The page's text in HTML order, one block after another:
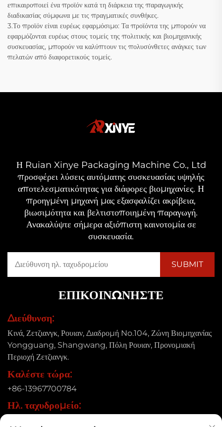
επικαιροποιεί ένα προϊόν κατά τη διάρκεια της παραγωγικής
διαδικασίας σύμφωνα με τις πραγματικές συνθήκες.
3.Το προϊόν είναι ευρέως εφαρμόσιμο: Τα προϊόντα της μπορούν να
εφαρμόζονται ευρέως στους τομείς της πολιτικής και βιομηχανικής
συσκευασίας, μπορούν να καλύπτουν τις πολυσύνθετες ανάγκες των
πελατών από διαφορετικούς τομείς.
Η Ruian Xinye Packaging Machine Co., Ltd
προσφέρει λύσεις αυτόματης συσκευασίας υψηλής
αποτελεσματικότητας για διάφορες βιομηχανίες. Η
προηγμένη μηχανή μας εξασφαλίζει ακρίβεια,
βιωσιμότητα και βελτιστοποιημένη παραγωγή.
Ανακαλύψτε σήμερα αξιόπιστη καινοτομία σε
συσκευασία.
ΕΠΙΚΟΙΝΩΝΉΣΤΕ
Διεύθυνση:
Κινά, Ζετζιανγκ, Ρουιαν, Διαδρομή No.104, Ζώνη Βιομηχανίας
Yongguang, Shangwang, Πόλη Ρουιαν, Προνομιακή
Περιοχή Ζετζιανγκ.
Καλέστε τώρα:
+86-13967700784
Ηλ. ταχυδρομείο: